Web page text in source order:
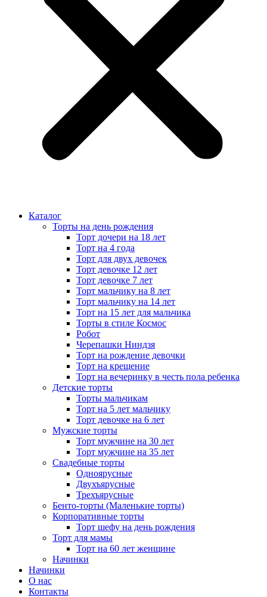
Каталог
Торты на день рождения
Торт дочери на 18 лет
Торт на 4 года
Торт для двух девочек
Торт девочке 12 лет
Торт девочке 7 лет
Торт мальчику на 8 лет
Торт мальчику на 14 лет
Торт на 15 лет для мальчика
Торты в стиле Космос
Робот
Черепашки Ниндзя
Торт на рождение девочки
Торт на крещение
Торт на вечеринку в честь пола ребенка
Детские торты
Торты мальчикам
Торт на 5 лет мальчику
Торт девочке на 6 лет
Мужские торты
Торт мужчине на 30 лет
Торт мужчине на 35 лет
Свадебные торты
Одноярусные
Двухъярусные
Трехъярусные
Бенто-торты (Маленькие торты)
Корпоративные торты
Торт шефу на день рождения
Торт для мамы
Торт на 60 лет женщине
Начинки
Начинки
О нас
Контакты